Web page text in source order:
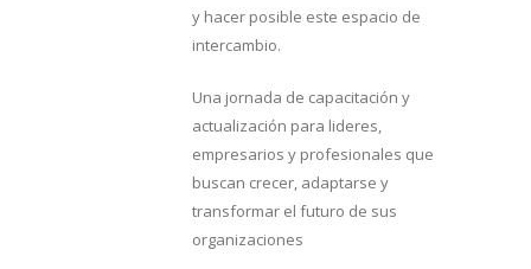
y hacer posible este espacio de
intercambio.
Una jornada de capacitación y
actualización para lideres,
empresarios y profesionales que
buscan crecer, adaptarse y
transformar el futuro de sus
organizaciones